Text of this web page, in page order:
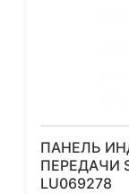
ПАНЕЛЬ
ПЕРЕДАЧИ
LU069278